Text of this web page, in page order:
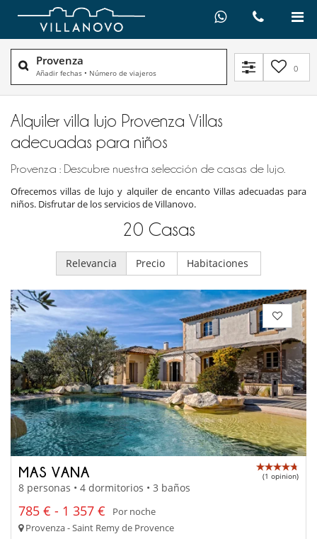
Provenza
Añadir fechas • Número de viajeros 0
Alquiler villa lujo Provenza Villas
adecuadas para niños
Provenza : Descubre nuestra selección de casas de lujo.
Ofrecemos villas de lujo y alquiler de encanto Villas adecuadas para
niños. Disfrutar de los servicios de Villanovo.
20 Casas
Relevancia Precio Habitaciones
MAS VANA (1 opinion)
8 personas • 4 dormitorios • 3 baños
785 € - 1 357 €
Por noche
Provenza - Saint Remy de Provence